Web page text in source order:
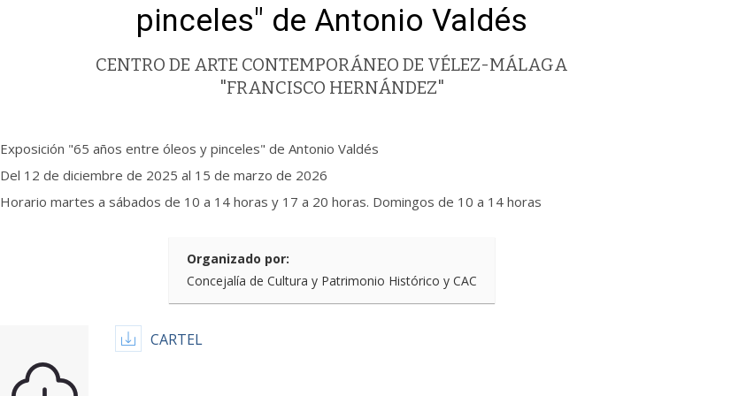
pinceles" de Antonio Valdés
CENTRO DE ARTE CONTEMPORÁNEO DE VÉLEZ-MÁLAGA
"FRANCISCO HERNÁNDEZ"
Exposición "65 años entre óleos y pinceles" de Antonio Valdés
Del 12 de diciembre de 2025 al 15 de marzo de 2026
Horario martes a sábados de 10 a 14 horas y 17 a 20 horas. Domingos de 10 a 14 horas
Organizado por:
Concejalía de Cultura y Patrimonio Histórico y CAC
CARTEL